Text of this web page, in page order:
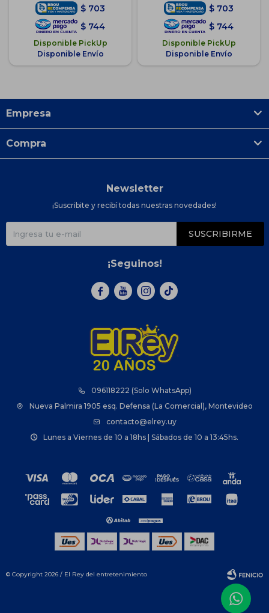
$ 703
$ 744
Disponible PickUp
Disponible Envío
$ 703
$ 744
Disponible PickUp
Disponible Envío
096118222 (Solo WhatsApp)
Nueva Palmira 1905 esq. Defensa (La Comercial), Montevideo
contacto@elrey.uy
Lunes a Viernes de 10 a 18hs | Sábados de 10 a 13:45hs.
Empresa
Compra
Newsletter
¡Suscribite y recibí todas nuestras novedades!
SUSCRIBIRME
¡Seguinos!
  
© Copyright 2026 / El Rey del entretenimiento